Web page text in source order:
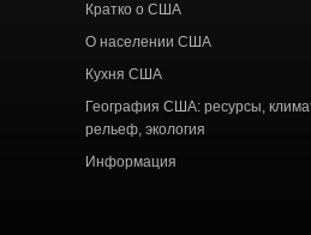
Кратко о США
О населении США
Кухня США
География США: ресурсы,
рельеф, экология
Информация